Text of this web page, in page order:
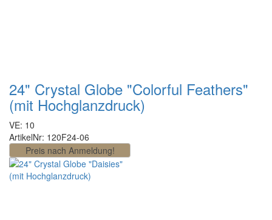
24" Crystal Globe "Colorful Feathers"
(mit Hochglanzdruck)
VE: 10
ArtikelNr: 120F24-06